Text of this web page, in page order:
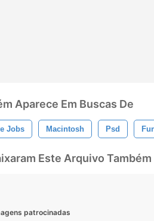
Aparece Em Buscas De
Jobs Macintosh Psd
Este Arquivo Também
patrocinadas